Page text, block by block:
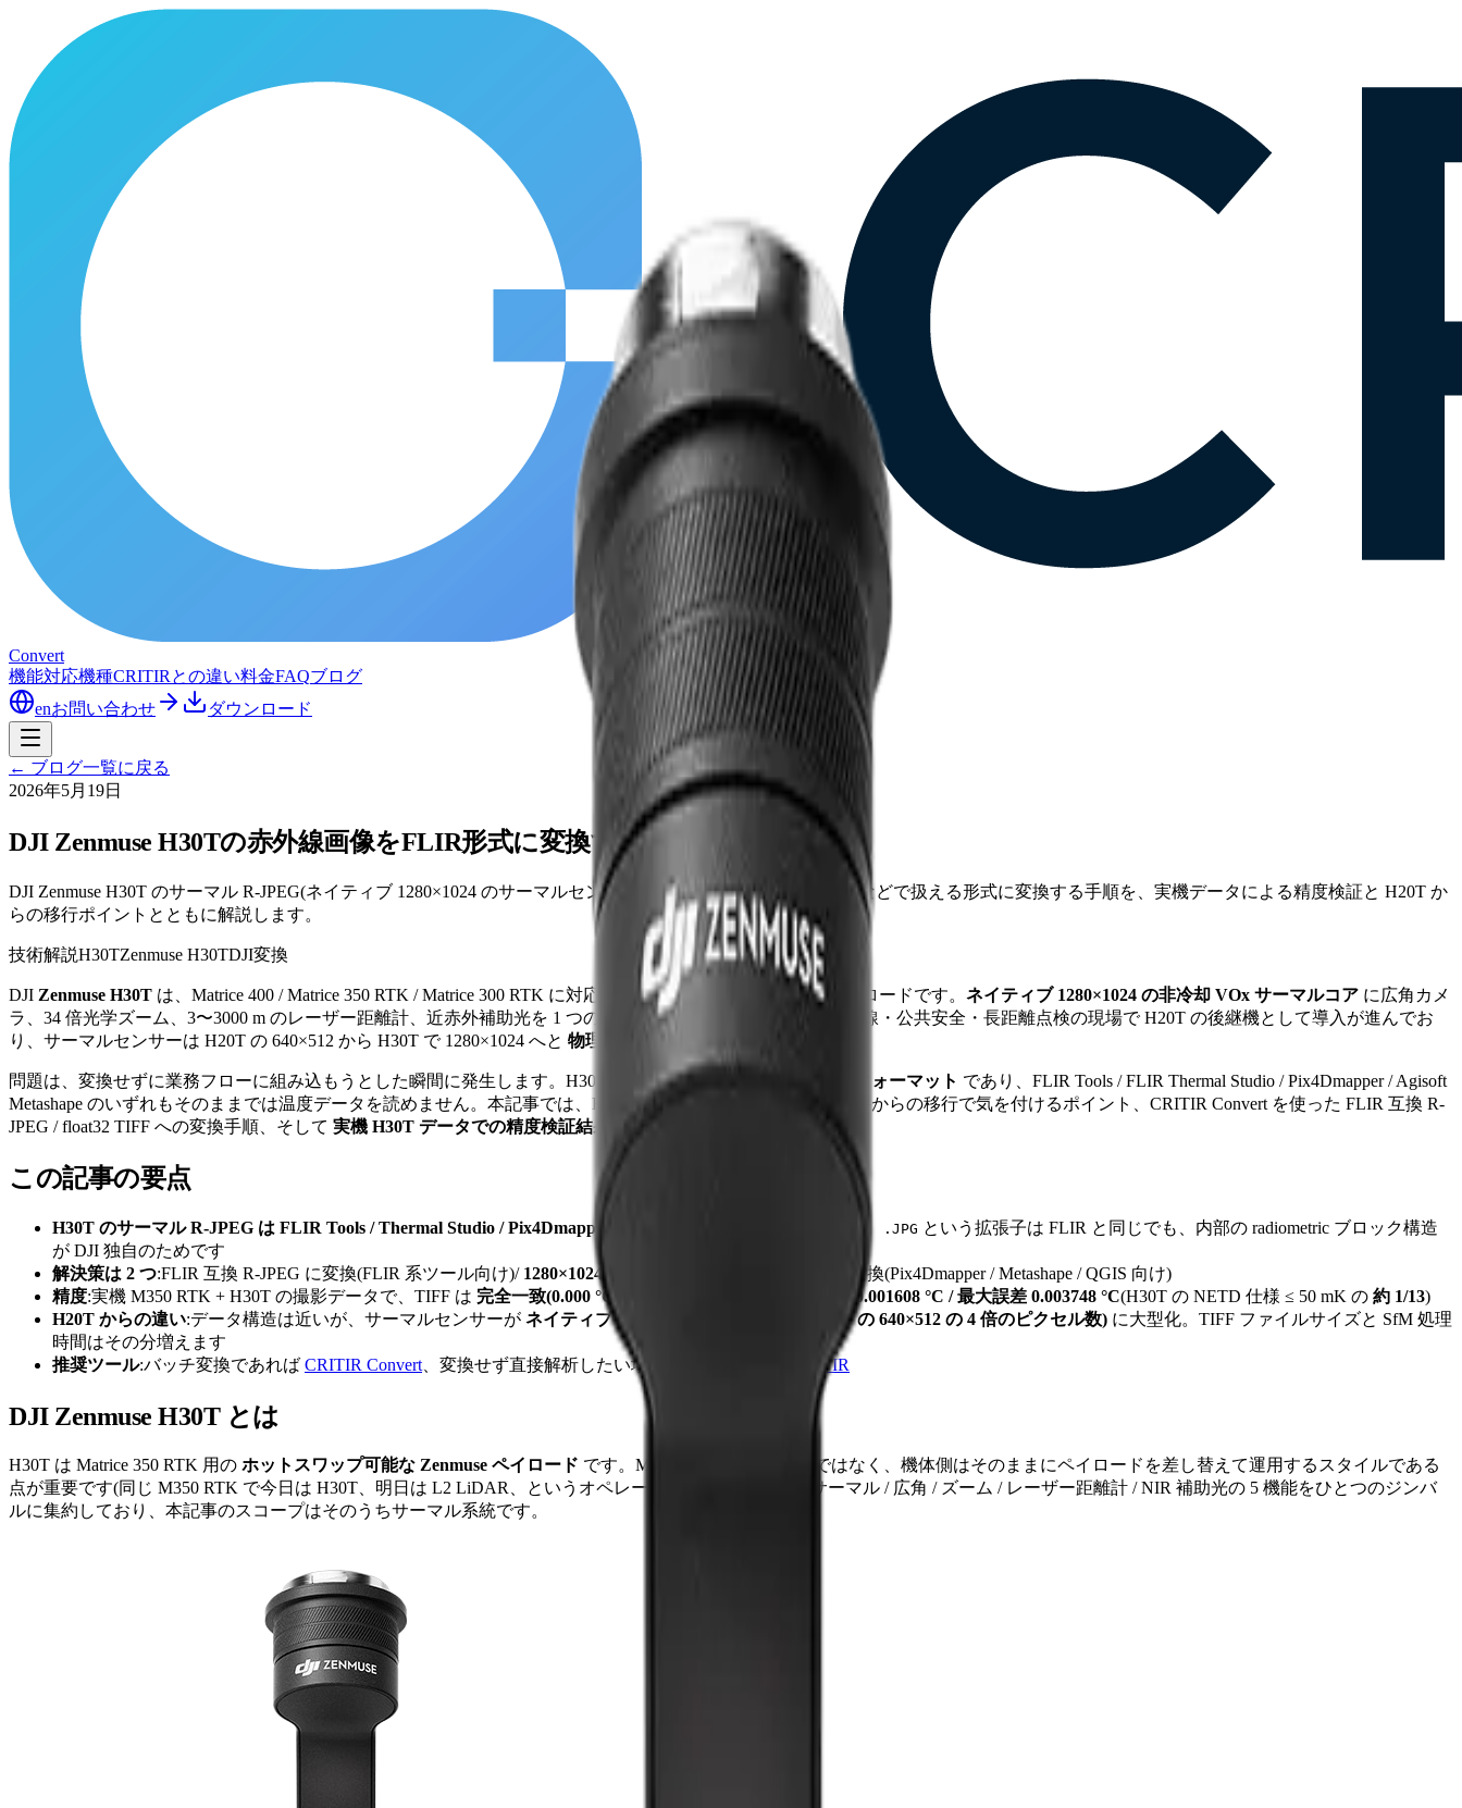
Convert
機能対応機種CRITIRとの違い料金FAQブログ
enお問い合わせ ダウンロード
← ブログ一覧に戻る
2026年5月19日
DJI Zenmuse H30Tの赤外線画像をFLIR形式に変換する完全ガイド
DJI Zenmuse H30T のサーマル R-JPEG(ネイティブ 1280×1024 のサーマルセンサー)を FLIR Tools / Pix4Dmapper などで扱える形式に変換する手順を、実機データによる精度検証と H20T か
らの移行ポイントとともに解説します。
技術解説H30TZenmuse H30TDJI変換
DJI Zenmuse H30T は、Matrice 400 / Matrice 350 RTK / Matrice 300 RTK に対応する現行フラッグシップ点検ペイロードです。 ネイティブ 1280×1024 の非冷却 VOx サーマルコア に広角カメ
ラ、34 倍光学ズーム、3〜3000 m のレーザー距離計、近赤外補助光を 1 つのジンバルに統合しています。送電線・公共安全・長距離点検の現場で H20T の後継機として導入が進んでお
り、サーマルセンサーは H20T の 640×512 から H30T で 1280×1024 へと 物理的に大型化
問題は、変換せずに業務フローに組み込もうとした瞬間に発生します。H30T が出力する R-JPEG は DJI 独自フォーマット であり、FLIR Tools / FLIR Thermal Studio / Pix4Dmapper / Agisoft
Metashape のいずれもそのままでは温度データを読めません。本記事では、H30T の R-JPEG の中身、H20T 案件からの移行で気を付けるポイント、CRITIR Convert を使った FLIR 互換 R-
JPEG / float32 TIFF への変換手順、そして 実機 H30T データでの精度検証結果
この記事の要点
H30T のサーマル R-JPEG は FLIR Tools / Thermal Studio / Pix4Dmapper / Metashape では直接開けません .JPG という拡張子は FLIR と同じでも、内部の radiometric ブロック構造
が DJI 独自のためです
解決策は 2 つ:FLIR 互換 R-JPEG に変換(FLIR 系ツール向け)/ 1280×1024 の単チャンネル float32 TIFF
に変換(Pix4Dmapper / Metashape / QGIS 向け)
精度:実機 M350 RTK + H30T の撮影データで、TIFF は 完全一致(0.000 °C) 平均誤差 0.001608 °C / 最大誤差 0.003748 °C(H30T の NETD 仕様 ≤ 50 mK の 約 1/13)
H20T からの違い:データ構造は近いが、サーマルセンサーが ネイティブ 1280×1024(H20T / M30T / M4T の 640×512 の 4 倍のピクセル数) に大型化。TIFF ファイルサイズと SfM 処理
時間はその分増えます
推奨ツール:バッチ変換であれば CRITIR Convert 、変換せず直接解析したい場合は姉妹アプリの CRITIR
DJI Zenmuse H30T とは
H30T は Matrice 350 RTK 用の ホットスワップ可能な Zenmuse ペイロード です。M4T のような統合機体ではなく、機体側はそのままにペイロードを差し替えて運用するスタイルである
点が重要です(同じ M350 RTK で今日は H30T、明日は L2 LiDAR、というオペレーションが成立する)。サーマル / 広角 / ズーム / レーザー距離計 / NIR 補助光の 5 機能をひとつのジンバ
ルに集約しており、本記事のスコープはそのうちサーマル系統です。